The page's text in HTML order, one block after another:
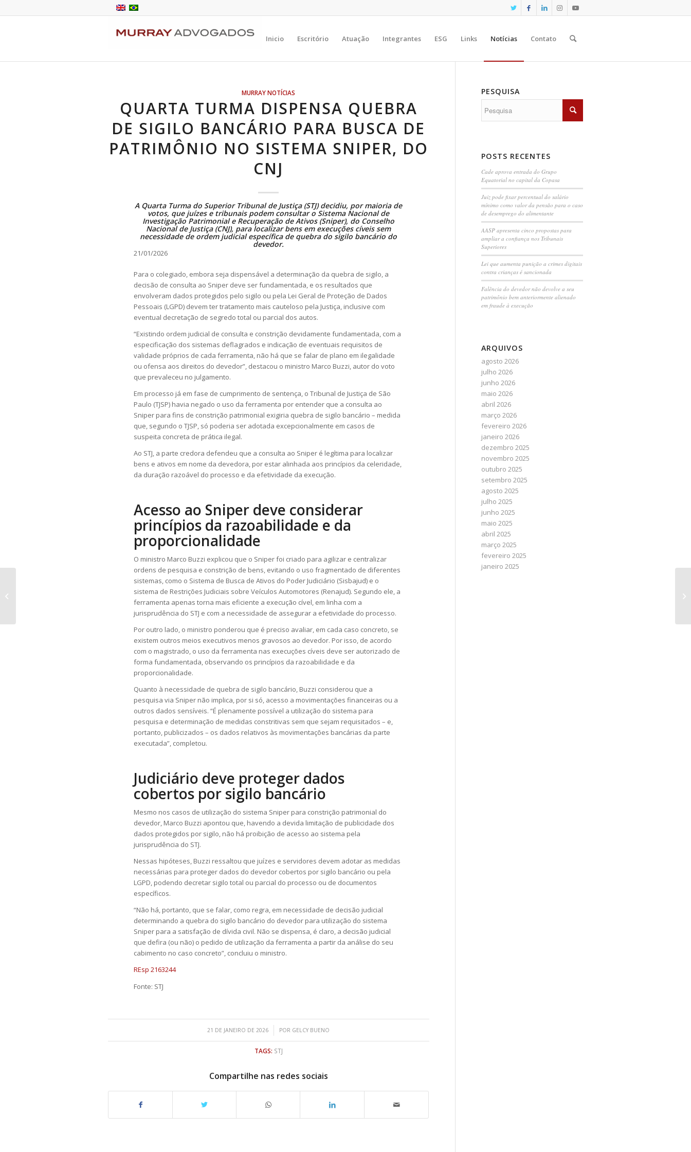
Inicio Escritório Atuação Integrantes ESG Links Notícias Contato
MURRAY NOTÍCIAS
QUARTA TURMA DISPENSA QUEBRA
DE SIGILO BANCÁRIO PARA BUSCA DE
PATRIMÔNIO NO SISTEMA SNIPER, DO
CNJ
A Quarta Turma do Superior Tribunal de Justiça (STJ) decidiu, por maioria de
votos, que juízes e tribunais podem consultar o Sistema Nacional de
Investigação Patrimonial e Recuperação de Ativos (Sniper), do Conselho
Nacional de Justiça (CNJ), para localizar bens em execuções cíveis sem
necessidade de ordem judicial específica de quebra do sigilo bancário do
devedor.
21/01/2026
Para o colegiado, embora seja dispensável a determinação da quebra de sigilo, a
decisão de consulta ao Sniper deve ser fundamentada, e os resultados que
envolveram dados protegidos pelo sigilo ou pela Lei Geral de Proteção de Dados
Pessoais (LGPD) devem ter tratamento mais cauteloso pela Justiça, inclusive com
eventual decretação de segredo total ou parcial dos autos.
“Existindo ordem judicial de consulta e constrição devidamente fundamentada, com a
especificação dos sistemas deflagrados e indicação de eventuais requisitos de
validade próprios de cada ferramenta, não há que se falar de plano em ilegalidade
ou ofensa aos direitos do devedor”, destacou o ministro Marco Buzzi, autor do voto
que prevaleceu no julgamento.
Em processo já em fase de cumprimento de sentença, o Tribunal de Justiça de São
Paulo (TJSP) havia negado o uso da ferramenta por entender que a consulta ao
Sniper para fins de constrição patrimonial exigiria quebra de sigilo bancário – medida
que, segundo o TJSP, só poderia ser adotada excepcionalmente em casos de
suspeita concreta de prática ilegal.
Ao STJ, a parte credora defendeu que a consulta ao Sniper é legítima para localizar
bens e ativos em nome da devedora, por estar alinhada aos princípios da celeridade,
da duração razoável do processo e da efetividade da execução.
Acesso ao Sniper deve considerar
princípios da razoabilidade e da
proporcionalidade
O ministro Marco Buzzi explicou que o Sniper foi criado para agilizar e centralizar
ordens de pesquisa e constrição de bens, evitando o uso fragmentado de diferentes
sistemas, como o Sistema de Busca de Ativos do Poder Judiciário (Sisbajud) e o
sistema de Restrições Judiciais sobre Veículos Automotores (Renajud). Segundo ele, a
ferramenta apenas torna mais eficiente a execução cível, em linha com a
jurisprudência do STJ e com a necessidade de assegurar a efetividade do processo.
Por outro lado, o ministro ponderou que é preciso avaliar, em cada caso concreto, se
existem outros meios executivos menos gravosos ao devedor. Por isso, de acordo
com o magistrado, o uso da ferramenta nas execuções cíveis deve ser autorizado de
forma fundamentada, observando os princípios da razoabilidade e da
proporcionalidade.
Quanto à necessidade de quebra de sigilo bancário, Buzzi considerou que a
pesquisa via Sniper não implica, por si só, acesso a movimentações financeiras ou a
outros dados sensíveis. “É plenamente possível a utilização do sistema para
pesquisa e determinação de medidas constritivas sem que sejam requisitados – e,
portanto, publicizados – os dados relativos às movimentações bancárias da parte
executada”, completou.
Judiciário deve proteger dados
cobertos por sigilo bancário
Mesmo nos casos de utilização do sistema Sniper para constrição patrimonial do
devedor, Marco Buzzi apontou que, havendo a devida limitação de publicidade dos
dados protegidos por sigilo, não há proibição de acesso ao sistema pela
jurisprudência do STJ.
Nessas hipóteses, Buzzi ressaltou que juízes e servidores devem adotar as medidas
necessárias para proteger dados do devedor cobertos por sigilo bancário ou pela
LGPD, podendo decretar sigilo total ou parcial do processo ou de documentos
específicos.
“Não há, portanto, que se falar, como regra, em necessidade de decisão judicial
determinando a quebra do sigilo bancário do devedor para utilização do sistema
Sniper para a satisfação de dívida civil. Não se dispensa, é claro, a decisão judicial
que defira (ou não) o pedido de utilização da ferramenta a partir da análise do seu
cabimento no caso concreto”, concluiu o ministro.
REsp 2163244
Fonte: STJ
21 DE JANEIRO DE 2026
/ POR GELCY BUENO
TAGS: STJ
Compartilhe nas redes sociais
PESQUISA
POSTS RECENTES
Cade aprova entrada do Grupo
Equatorial no capital da Copasa
Juiz pode fixar percentual do salário
mínimo como valor da pensão para o caso
de desemprego do alimentante
AASP apresenta cinco propostas para
ampliar a confiança nos Tribunais
Superiores
Lei que aumenta punição a crimes digitais
contra crianças é sancionada
Falência do devedor não devolve a seu
patrimônio bem anteriormente alienado
em fraude à execução
ARQUIVOS
agosto 2026
julho 2026
junho 2026
maio 2026
abril 2026
março 2026
fevereiro 2026
janeiro 2026
dezembro 2025
novembro 2025
outubro 2025
setembro 2025
agosto 2025
julho 2025
junho 2025
maio 2025
abril 2025
março 2025
fevereiro 2025
janeiro 2025